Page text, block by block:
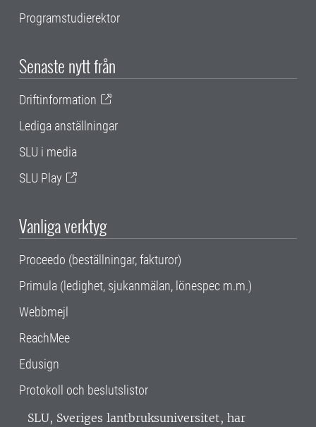
Programstudierektor
Senaste nytt från
Driftinformation
Lediga anställningar
SLU i media
SLU Play
Vanliga verktyg
Proceedo (beställningar, fakturor)
Primula (ledighet, sjukanmälan, lönespec m.m.)
Webbmejl
ReachMee
Edusign
Protokoll och beslutslistor
SLU, Sveriges lantbruksuniversitet, har